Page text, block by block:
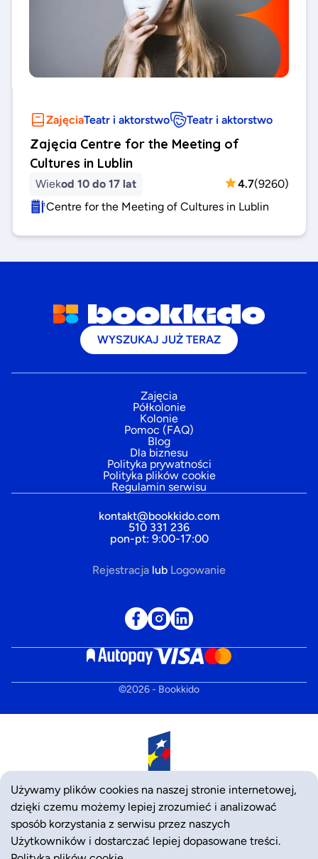
ZajęciaTeatr i aktorstwo Teatr i aktorstwo
Zajęcia Centre for the Meeting of
Cultures in Lublin
Wiekod 10 do 17 lat 4.7(9260)
Centre for the Meeting of Cultures in Lublin
WYSZUKAJ JUŻ TERAZ
Zajęcia
Półkolonie
Kolonie
Pomoc (FAQ)
Blog
Dla biznesu
Polityka prywatności
Polityka plików cookie
Regulamin serwisu
kontakt@bookkido.com
510 331 236
pon-pt: 9:00-17:00
Rejestracja lub Logowanie
©2026- Bookkido
Używamy plików cookies na naszej stronie internetowej,
dzięki czemu możemy lepiej zrozumieć i analizować
sposób korzystania z serwisu przez naszych
Użytkowników i dostarczać lepiej dopasowane treści.